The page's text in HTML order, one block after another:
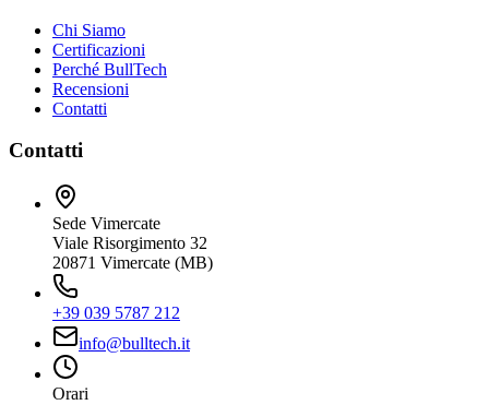
Chi Siamo
Certificazioni
Perché BullTech
Recensioni
Contatti
Contatti
Sede Vimercate
Viale Risorgimento 32
20871 Vimercate (MB)
+39 039 5787 212
info@bulltech.it
Orari